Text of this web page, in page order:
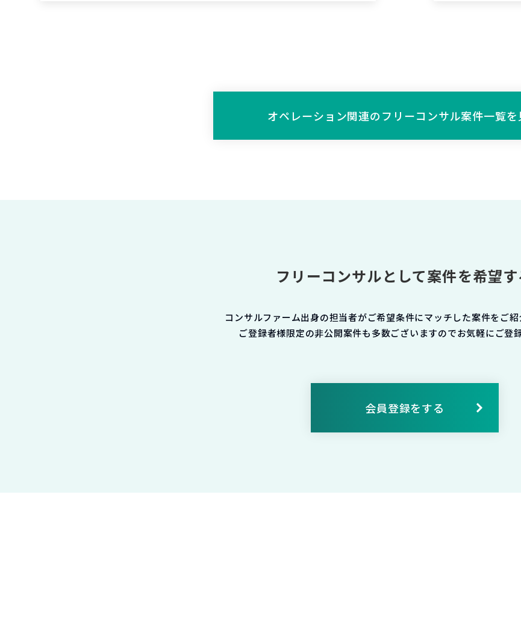
オペレーション関連のフリーコンサル案件一覧を
フリーコンサルとして案件を希望す
コンサルファーム出身の担当者がご希望条件にマッチした案件をご紹
ご登録者様限定の非公開案件も多数ございますのでお気軽にご登
会員登録をする